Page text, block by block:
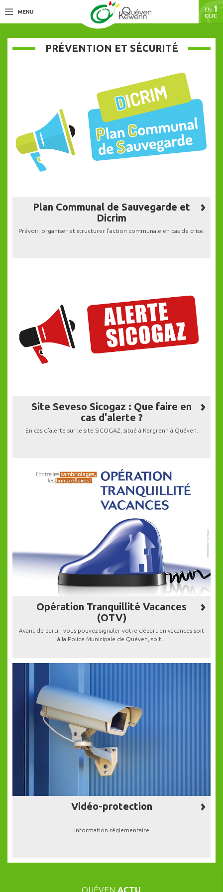
PRÉVENTION ET SÉCURITÉ
Plan Communal de Sauvegarde et
Dicrim
Prévoir, organiser et structurer l’action communale en cas de crise.
Site Seveso Sicogaz : Que faire en
cas d'alerte ?
En cas d’alerte sur le site SICOGAZ, situé à Kergrenn à Quéven.
Opération Tranquillité Vacances
(OTV)
Avant de partir, vous pouvez signaler votre départ en vacances soit
à la Police Municipale de Quéven, soit...
Vidéo-protection
Information réglementaire
QUÉVEN ACTU